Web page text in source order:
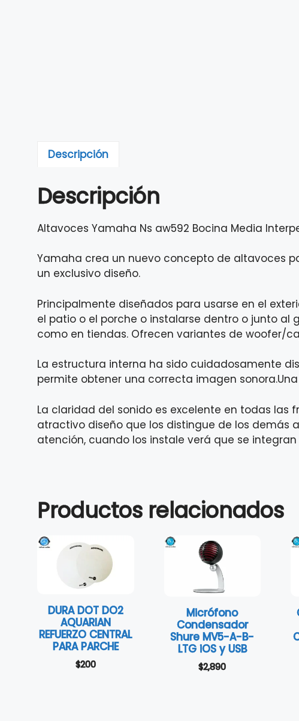
Descripción
Descripción
Altavoces Yamaha Ns aw592 Bocina Media
Yamaha crea un nuevo concepto de altavoces
un exclusivo diseño.
Principalmente diseñados para usarse en el
el patio o el porche o instalarse dentro o junto al
como en tiendas. Ofrecen variantes de woofer/
La estructura interna ha sido cuidadosamente
permite obtener una correcta imagen
La claridad del sonido es excelente en todas las
atractivo diseño que los distingue de los demás
atención, cuando los instale verá que se
Productos relacionados
DURA DOT DO2
AQUARIAN
REFUERZO CENTRAL
PARA PARCHE
$200
Micrófono
Condensador
Shure MV5-A-B-
LTG iOS y USB
$2,890